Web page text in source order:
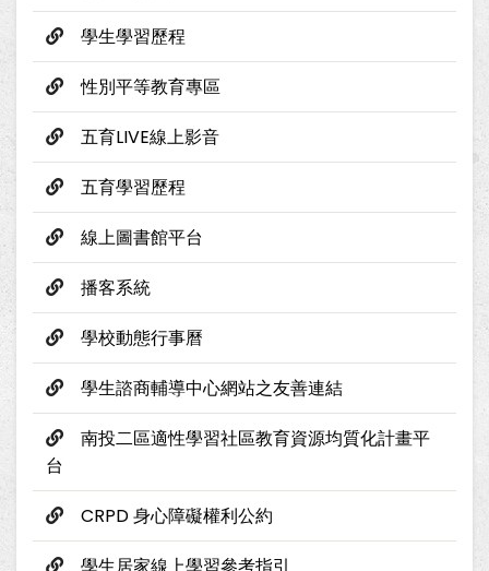
學生學習歷程
性別平等教育專區
五育LIVE線上影音
五育學習歷程
線上圖書館平台
播客系統
學校動態行事曆
學生諮商輔導中心網站之友善連結
南投二區適性學習社區教育資源均質化計畫平
台
CRPD 身心障礙權利公約